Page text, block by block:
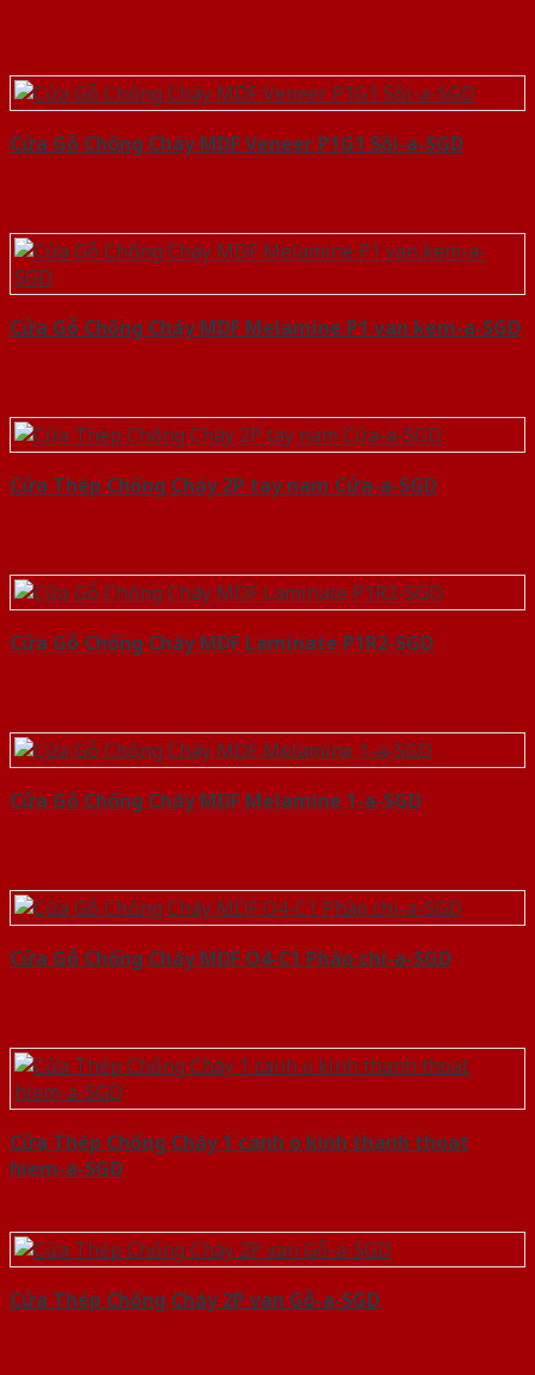
Cửa Gỗ Chống Cháy MDF Veneer P1G1 Sồi-a-SGD
Cửa Gỗ Chống Cháy MDF Melamine P1 van kem-a-SGD
Cửa Thép Chống Cháy 2P tay nam Cửa-a-SGD
Cửa Gỗ Chống Cháy MDF Laminate P1R2-SGD
Cửa Gỗ Chống Cháy MDF Melamine 1-a-SGD
Cửa Gỗ Chống Cháy MDF O4-C1 Phào chi-a-SGD
Cửa Thép Chống Cháy 1 canh o kinh thanh thoat
hiem-a-SGD
Cửa Thép Chống Cháy 2P van Gỗ-a-SGD